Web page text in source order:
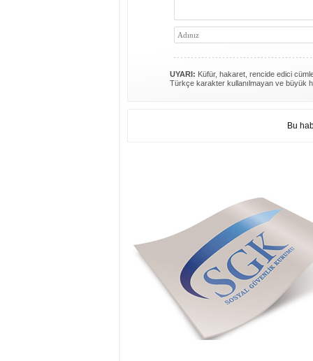
UYARI: Küfür, hakaret, rencide edici
Türkçe karakter kullanılmayan ve büyük
Bu